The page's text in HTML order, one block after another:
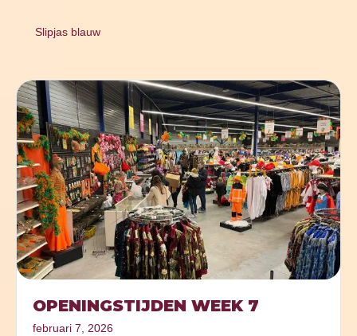
Slipjas blauw
OPENINGSTIJDEN WEEK 7
februari 7, 2026